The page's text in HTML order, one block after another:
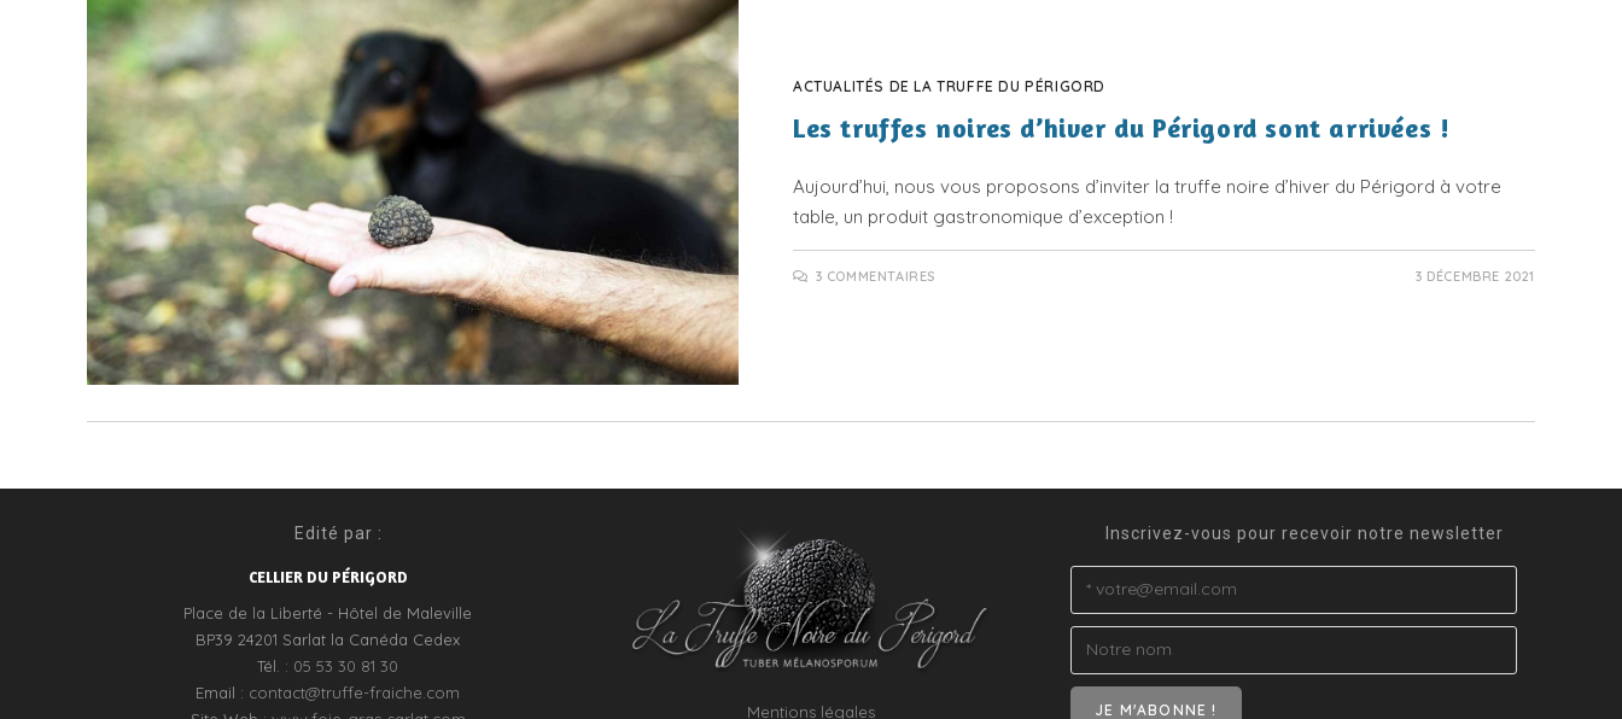
ACTUALITÉS DE LA TRUFFE DU PÉRIGORD
Les truffes noires d’hiver du Périgord sont arrivées !
Aujourd’hui, nous vous proposons d’inviter la truffe noire d’hiver du Périgord à votre
table, un produit gastronomique d’exception !
3 COMMENTAIRES 3 DÉCEMBRE 2021
Edité par :
CELLIER DU PÉRIGORD
Place de la Liberté - Hôtel de Maleville
BP39 24201 Sarlat la Canéda Cedex
Tél. : 05 53 30 81 30
Email : contact@truffe-fraiche.com
Mentions légales
Inscrivez-vous pour recevoir notre newsletter